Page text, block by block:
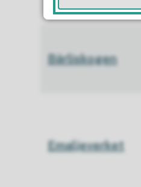
Bårliskogen
Emaljeverket